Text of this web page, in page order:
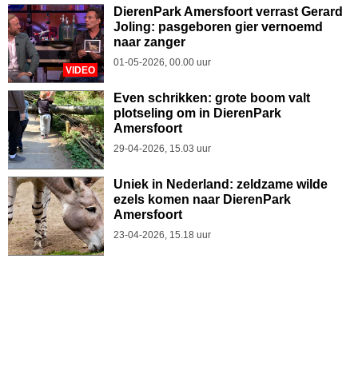
VIDEO
DierenPark Amersfoort verrast Gerard
Joling: pasgeboren gier vernoemd
naar zanger
01-05-2026, 00.00 uur
Even schrikken: grote boom valt
plotseling om in DierenPark
Amersfoort
29-04-2026, 15.03 uur
Uniek in Nederland: zeldzame wilde
ezels komen naar DierenPark
Amersfoort
23-04-2026, 15.18 uur